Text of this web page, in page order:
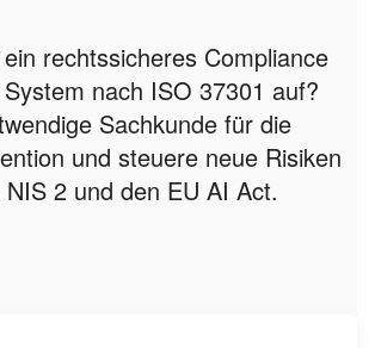
rechtssicheres Compliance
nach ISO 37301 auf?
Sachkunde für die
und steuere neue Risiken
2 und den EU AI Act.